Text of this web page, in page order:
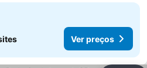
Ver preços